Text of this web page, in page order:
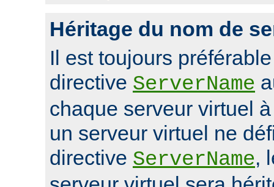
Héritage du nom de
Il est toujours
directive ServerName
chaque serveur virtuel
un serveur virtuel ne
directive ServerName,